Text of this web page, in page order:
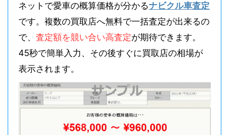
ネットで愛車の概算価格が分かるナビクル車査定
です。複数の買取店へ無料で一括査定が出来るの
で、 査定額を競い合い高査定が期待できます。
45秒で簡単入力、その後すぐに買取店の相場が
表示されます。